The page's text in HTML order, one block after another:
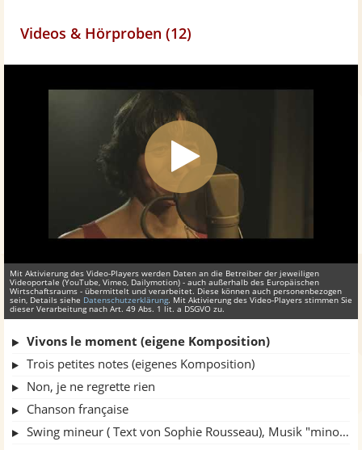
Videos & Hörproben (12)
Mit Aktivierung des Video-Players werden Daten an die Betreiber der jeweiligen
Videoportale (YouTube, Vimeo, Dailymotion) - auch außerhalb des Europäischen
Wirtschaftsraums - übermittelt und verarbeitet. Diese können auch personenbezogen
sein, Details siehe Datenschutzerklärung. Mit Aktivierung des Video-Players stimmen Sie
dieser Verarbeitung nach Art. 49 Abs. 1 lit. a DSGVO zu.
Vivons le moment (eigene Komposition)
Trois petites notes (eigenes Komposition)
Non, je ne regrette rien
Chanson française
Swing mineur ( Text von Sophie Rousseau), Musik "minor swing " von Django Reihnardt und Stéphane Grapelli